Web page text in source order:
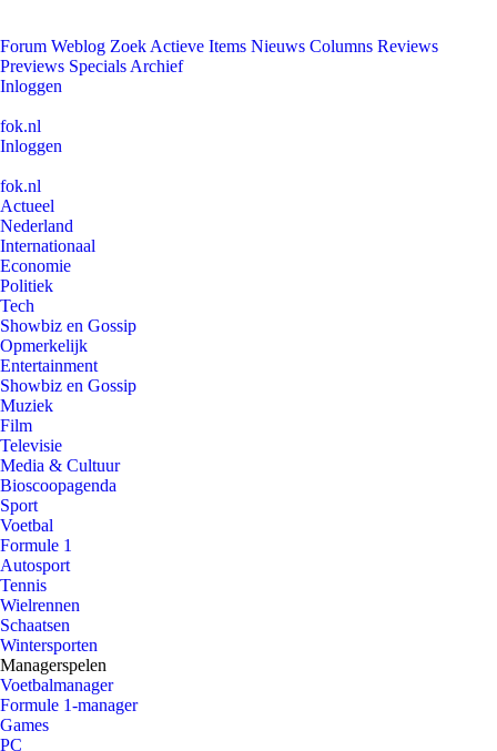
Forum Weblog Zoek Actieve Items Nieuws Columns Reviews
Previews Specials Archief
Inloggen
fok.nl
Inloggen
fok.nl
Actueel
Nederland
Internationaal
Economie
Politiek
Tech
Showbiz en Gossip
Opmerkelijk
Entertainment
Showbiz en Gossip
Muziek
Film
Televisie
Media & Cultuur
Bioscoopagenda
Sport
Voetbal
Formule 1
Autosport
Tennis
Wielrennen
Schaatsen
Wintersporten
Managerspelen
Voetbalmanager
Formule 1-manager
Games
PC